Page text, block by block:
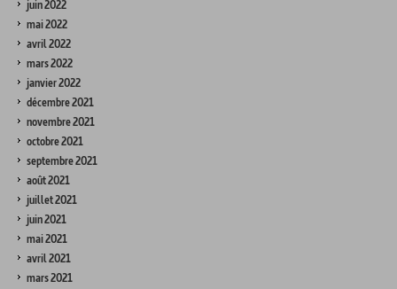
juin 2022
mai 2022
avril 2022
mars 2022
janvier 2022
décembre 2021
novembre 2021
octobre 2021
septembre 2021
août 2021
juillet 2021
juin 2021
mai 2021
avril 2021
mars 2021